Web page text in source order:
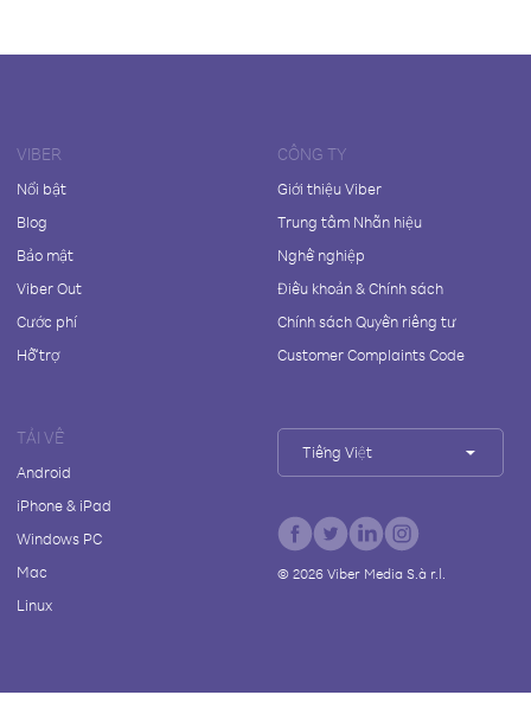
VIBER
Nổi bật
Blog
Bảo mật
Viber Out
Cước phí
Hỗ trợ
CÔNG TY
Giới thiệu Viber
Trung tâm Nhãn hiệu
Nghề nghiệp
Điều khoản & Chính sách
Chính sách Quyền riêng tư
Customer Complaints Code
TẢI VỀ
Android
iPhone & iPad
Windows PC
Mac
Linux
Tiếng Việt
© 2026Viber Media S.à r.l.